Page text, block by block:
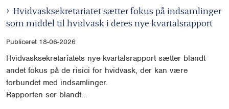
Hvidvasksekretariatet sætter fokus på indsamlinger
som middel til hvidvask i deres nye kvartalsrapport
Publiceret 18-06-2026
Hvidvasksekretariatets nye kvartalsrapport sætter blandt
andet fokus på de risici for hvidvask, der kan være
forbundet med indsamlinger.
Rapporten ser blandt...